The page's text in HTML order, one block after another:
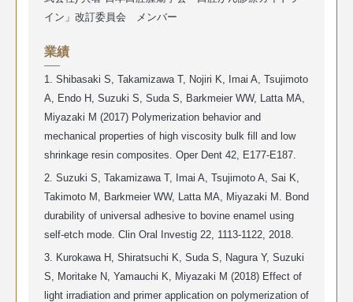
イン」改訂委員会 メンバー
業績
1. Shibasaki S, Takamizawa T, Nojiri K, Imai A, Tsujimoto
A, Endo H, Suzuki S, Suda S, Barkmeier WW, Latta MA,
Miyazaki M (2017) Polymerization behavior and
mechanical properties of high viscosity bulk fill and low
shrinkage resin composites. Oper Dent 42, E177-E187.
2. Suzuki S, Takamizawa T, Imai A, Tsujimoto A, Sai K,
Takimoto M, Barkmeier WW, Latta MA, Miyazaki M. Bond
durability of universal adhesive to bovine enamel using
self-etch mode. Clin Oral Investig 22, 1113-1122, 2018.
3. Kurokawa H, Shiratsuchi K, Suda S, Nagura Y, Suzuki
S, Moritake N, Yamauchi K, Miyazaki M (2018) Effect of
light irradiation and primer application on polymerization of